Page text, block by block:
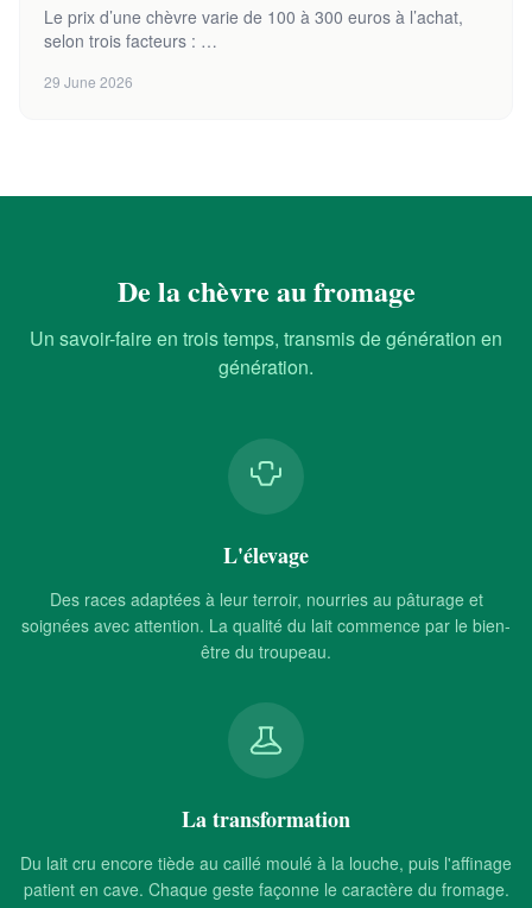
Le prix d’une chèvre varie de 100 à 300 euros à l’achat,
selon trois facteurs : …
29 June 2026
De la chèvre au fromage
Un savoir-faire en trois temps, transmis de génération en
génération.
L'élevage
Des races adaptées à leur terroir, nourries au pâturage et
soignées avec attention. La qualité du lait commence par le bien-
être du troupeau.
La transformation
Du lait cru encore tiède au caillé moulé à la louche, puis l'affinage
patient en cave. Chaque geste façonne le caractère du fromage.